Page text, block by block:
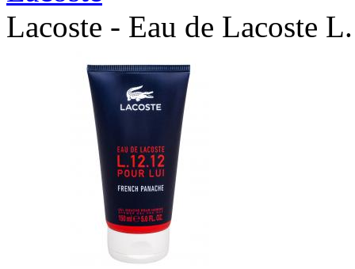
Lacoste - Eau de Lacoste